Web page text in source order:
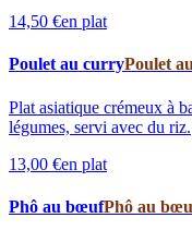
14,50 €en plat
Poulet au curryPoulet
Plat asiatique crémeux à
légumes, servi avec du riz.
13,00 €en plat
Phô au bœufPhô au